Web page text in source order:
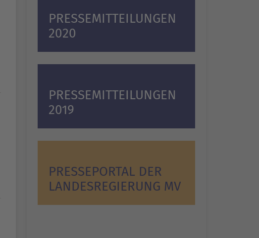
PRESSEMITTEILUNGEN
2020
PRESSEMITTEILUNGEN
2019
PRESSEPORTAL DER
LANDESREGIERUNG MV